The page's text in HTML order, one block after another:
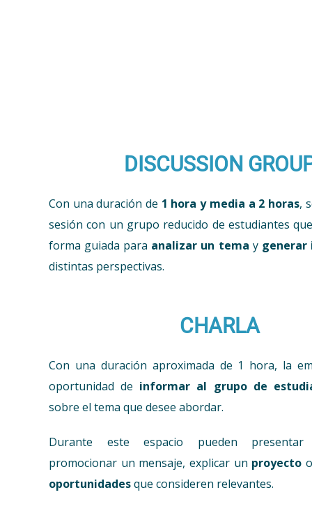
DISCUSSION
Con una duración de 1 hora y media a 2 horas,
sesión con un grupo reducido de estudiantes
forma guiada para analizar un tema y generar
distintas perspectivas.
CHARLA
Con una duración aproximada de 1 hora, la
oportunidad de informar al grupo de
sobre el tema que desee abordar.
Durante este espacio pueden
promocionar un mensaje, explicar un proyecto
oportunidadesque consideren relevantes.